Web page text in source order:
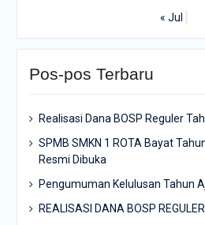
« Jul
Pos-pos Terbaru
Realisasi Dana BOSP Reguler
SPMB SMKN 1 ROTA Bayat
Resmi Dibuka
Pengumuman Kelulusan Tahun
REALISASI DANA BOSP